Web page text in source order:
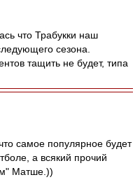
что Трабукки наш
сезона.
тащить не будет, типа
самое популярное будет
а всякий прочий
Матше.))